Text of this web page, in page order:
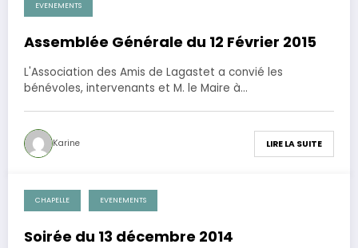
14 février 2015
EVENEMENTS
Assemblée Générale du 12 Février 2015
L'Association des Amis de Lagastet a convié les
bénévoles, intervenants et M. le Maire à…
Karine LIRE LA SUITE
15 décembre 2014
CHAPELLE EVENEMENTS
Soirée du 13 décembre 2014